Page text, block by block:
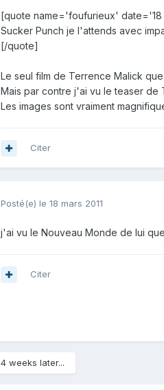
[quote name='foufurieux' date='18
Sucker Punch je l'attends avec
[/quote]
Le seul film de Terrence Malick
Mais par contre j'ai vu le teaser de
Les images sont vraiment
Citer
Posté(e) le 18 mars 2011
j'ai vu le Nouveau Monde de lui
Citer
4 weeks later...